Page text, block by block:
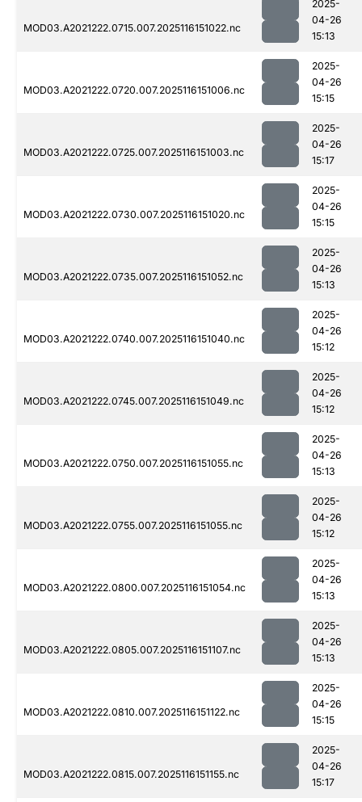
MOD03.A2021222.0715.007.2025116151022.nc
2025-
04-26
15:13
MOD03.A2021222.0720.007.2025116151006.nc
2025-
04-26
15:15
MOD03.A2021222.0725.007.2025116151003.nc
2025-
04-26
15:17
MOD03.A2021222.0730.007.2025116151020.nc
2025-
04-26
15:15
MOD03.A2021222.0735.007.2025116151052.nc
2025-
04-26
15:13
MOD03.A2021222.0740.007.2025116151040.nc
2025-
04-26
15:12
MOD03.A2021222.0745.007.2025116151049.nc
2025-
04-26
15:12
MOD03.A2021222.0750.007.2025116151055.nc
2025-
04-26
15:13
MOD03.A2021222.0755.007.2025116151055.nc
2025-
04-26
15:12
MOD03.A2021222.0800.007.2025116151054.nc
2025-
04-26
15:13
MOD03.A2021222.0805.007.2025116151107.nc
2025-
04-26
15:13
MOD03.A2021222.0810.007.2025116151122.nc
2025-
04-26
15:15
MOD03.A2021222.0815.007.2025116151155.nc
2025-
04-26
15:17